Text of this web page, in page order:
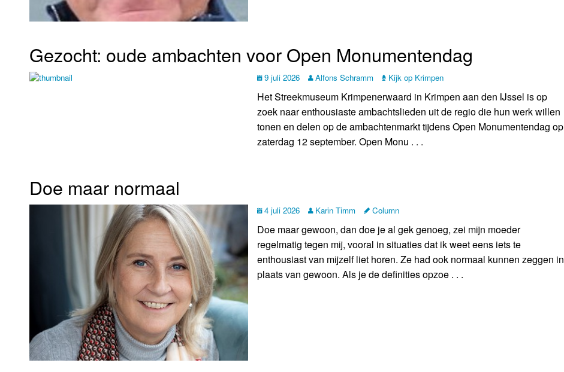
Gezocht: oude ambachten voor Open Monumentendag
9 juli 2026 Alfons Schramm Kijk op Krimpen
Het Streekmuseum Krimpenerwaard in Krimpen aan den IJssel is op
zoek naar enthousiaste ambachtslieden uit de regio die hun werk willen
tonen en delen op de ambachtenmarkt tijdens Open Monumentendag op
zaterdag 12 september. Open Monu . . .
Doe maar normaal
4 juli 2026 Karin Timm Column
Doe maar gewoon, dan doe je al gek genoeg, zei mijn moeder
regelmatig tegen mij, vooral in situaties dat ik weet eens iets te
enthousiast van mijzelf liet horen. Ze had ook normaal kunnen zeggen in
plaats van gewoon. Als je de definities opzoe . . .